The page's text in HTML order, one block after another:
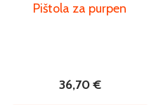
Pištola za purpen
36,70€